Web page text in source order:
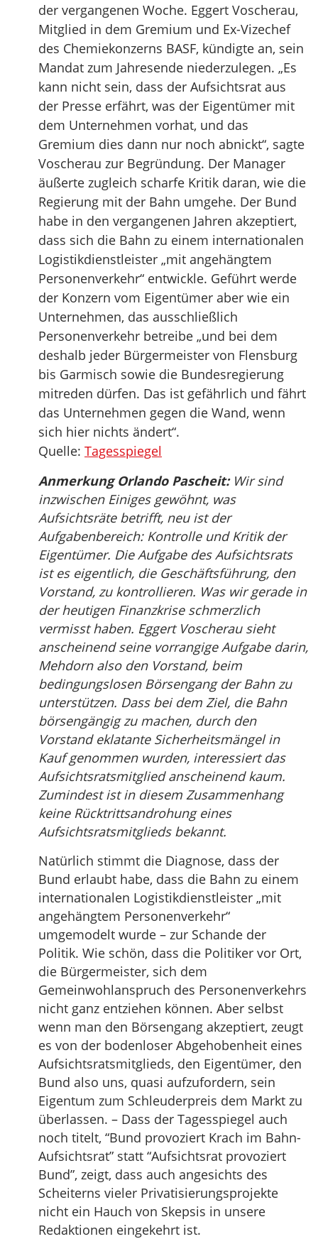
der vergangenen Woche. Eggert Voscherau,
Mitglied in dem Gremium und Ex-Vizechef
des Chemiekonzerns BASF, kündigte an, sein
Mandat zum Jahresende niederzulegen. „Es
kann nicht sein, dass der Aufsichtsrat aus
der Presse erfährt, was der Eigentümer mit
dem Unternehmen vorhat, und das
Gremium dies dann nur noch abnickt“, sagte
Voscherau zur Begründung. Der Manager
äußerte zugleich scharfe Kritik daran, wie die
Regierung mit der Bahn umgehe. Der Bund
habe in den vergangenen Jahren akzeptiert,
dass sich die Bahn zu einem internationalen
Logistikdienstleister „mit angehängtem
Personenverkehr“ entwickle. Geführt werde
der Konzern vom Eigentümer aber wie ein
Unternehmen, das ausschließlich
Personenverkehr betreibe „und bei dem
deshalb jeder Bürgermeister von Flensburg
bis Garmisch sowie die Bundesregierung
mitreden dürfen. Das ist gefährlich und fährt
das Unternehmen gegen die Wand, wenn
sich hier nichts ändert“.
Quelle: Tagesspiegel
Anmerkung Orlando Pascheit:Wir sind
inzwischen Einiges gewöhnt, was
Aufsichtsräte betrifft, neu ist der
Aufgabenbereich: Kontrolle und Kritik der
Eigentümer. Die Aufgabe des Aufsichtsrats
ist es eigentlich, die Geschäftsführung, den
Vorstand, zu kontrollieren. Was wir gerade in
der heutigen Finanzkrise schmerzlich
vermisst haben. Eggert Voscherau sieht
anscheinend seine vorrangige Aufgabe darin,
Mehdorn also den Vorstand, beim
bedingungslosen Börsengang der Bahn zu
unterstützen. Dass bei dem Ziel, die Bahn
börsengängig zu machen, durch den
Vorstand eklatante Sicherheitsmängel in
Kauf genommen wurden, interessiert das
Aufsichtsratsmitglied anscheinend kaum.
Zumindest ist in diesem Zusammenhang
keine Rücktrittsandrohung eines
Aufsichtsratsmitglieds bekannt.
Natürlich stimmt die Diagnose, dass der
Bund erlaubt habe, dass die Bahn zu einem
internationalen Logistikdienstleister „mit
angehängtem Personenverkehr“
umgemodelt wurde – zur Schande der
Politik. Wie schön, dass die Politiker vor Ort,
die Bürgermeister, sich dem
Gemeinwohlanspruch des Personenverkehrs
nicht ganz entziehen können. Aber selbst
wenn man den Börsengang akzeptiert, zeugt
es von der bodenloser Abgehobenheit eines
Aufsichtsratsmitglieds, den Eigentümer, den
Bund also uns, quasi aufzufordern, sein
Eigentum zum Schleuderpreis dem Markt zu
überlassen. – Dass der Tagesspiegel auch
noch titelt, “Bund provoziert Krach im Bahn-
Aufsichtsrat” statt “Aufsichtsrat provoziert
Bund”, zeigt, dass auch angesichts des
Scheiterns vieler Privatisierungsprojekte
nicht ein Hauch von Skepsis in unsere
Redaktionen eingekehrt ist.